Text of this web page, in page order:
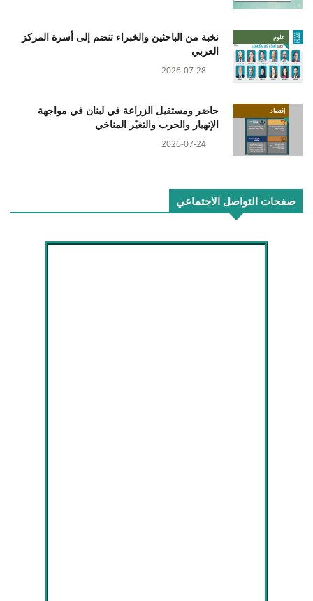
علوم
نخبة من الباحثين والخبراء تنضم إلى أسرة المركز
العربي
2026-07-28
إقتصاد
حاضر ومستقبل الزراعة في لبنان في مواجهة
الإنهيار والحرب والتغيّر المناخي
2026-07-24
صفحات التواصل الاجتماعي